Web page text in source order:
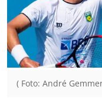
( Foto: André